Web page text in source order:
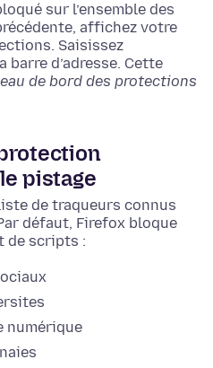
sur l’ensemble des
affichez votre
Saisissez
barre d’adresse. Cette
de bord des protections
pistage
de traqueurs connus
défaut, Firefox bloque
de scripts :
numérique